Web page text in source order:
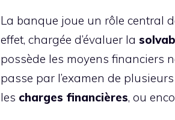
La banque joue un rôle central
effet, chargée d’évaluer la
possède les moyens financiers
passe par l’examen de
les charges financières, ou